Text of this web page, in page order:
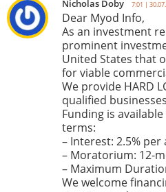
Nicholas Doby 7:01 |
Dear Myod Info,
As an investment
prominent
United States that
for viable
We provide HARD
qualified
Funding is
terms:
– Interest: 2.5% per
– Moratorium: 12-
– Maximum
We welcome